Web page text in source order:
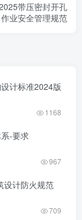
带压密封开孔
作业安全管理规范
计标准2024版
1168
-要求
967
设计防火规范
709